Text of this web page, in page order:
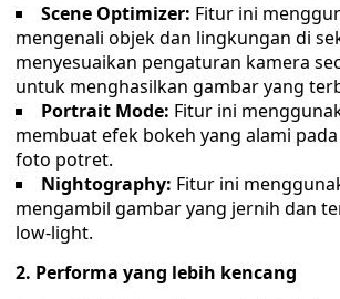
Scene Optimizer: Fitur ini
mengenali objek dan lingkungan di
menyesuaikan pengaturan kamera
untuk menghasilkan gambar yang
Portrait Mode: Fitur ini
membuat efek bokeh yang alami
foto potret.
Nightography: Fitur ini
mengambil gambar yang jernih dan
low-light.
2. Performa yang lebih kencang